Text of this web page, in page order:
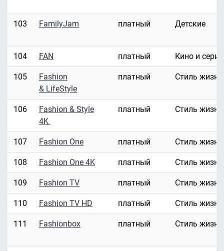
103 FamilyJam платный Детские
104 FAN платный Кино и
105
Fashion
& LifeStyle
платный Стиль жизни
106
Fashion & Style
4K
платный Стиль жизни
107 Fashion One платный Стиль жизни
108 Fashion One 4K платный Стиль жизни
109 Fashion TV платный Стиль жизни
110 Fashion TV HD платный Стиль жизни
111 Fashionbox платный Стиль жизни